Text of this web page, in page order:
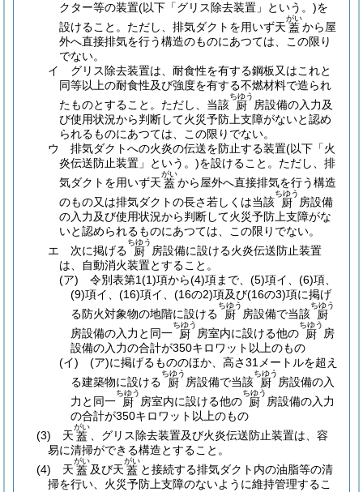
クター等の装置(以下「グリス除去装置」という。)を
設けること。 ただし、排気ダクトを用いず天 蓋
がい
から屋
外へ直接排気を行う構造のものにあつては、この限り
でない。
イ
グリス除去装置は、耐食性を有する鋼板又はこれと
同等以上の耐食性及び強度を有する不燃材料で造られ
たものとすること。 ただし、当該 厨
ちゆう
房設備の入力及
び使用状況から判断して火災予防上支障がないと認め
られるものにあつては、この限りでない。
ウ
排気ダクトへの火炎の伝送を防止する装置(以下「火
炎伝送防止装置」という。)を設けること。 ただし、排
気ダクトを用いず天 蓋
がい
から屋外へ直接排気を行う構造
のもの又は排気ダクトの長さ若しくは当該
厨
ちゆう
房設備
の入力及び使用状況から判断して火災予防上支障がな
いと認められるものにあつては、この限りでない。
エ
次に掲げる 厨
ちゆう
房設備に設ける火炎伝送防止装置
は、自動消火装置とすること。
(ア)
令別表第1(1)項から(4)項まで、(5)項イ、(6)項、
(9)項イ、(16)項イ、(16の2)項及び(16の3)項に掲げ
る防火対象物の地階に設ける
厨
ちゆう
房設備で当該 厨
ちゆう
房設備の入力と同一 厨
ちゆう
房室内に設ける他の 厨
ちゆう
房
設備の入力の合計が350キロワット以上のもの
(イ)
(ア)に掲げるもののほか、高さ31メートルを超え
る建築物に設ける
厨
ちゆう
房設備で当該 厨
ちゆう
房設備の入
力と同一
厨
ちゆう
房室内に設ける他の 厨
ちゆう
房設備の入力
の合計が350キロワット以上のもの
(3)
天 蓋
がい
、グリス除去装置及び火炎伝送防止装置は、容
易に清掃ができる構造とすること。
(4)
天 蓋
がい
及び天 蓋
がい
と接続する排気ダクト内の油脂等の清
掃を行い、火災予防上支障のないように維持管理するこ